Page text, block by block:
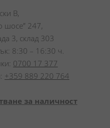
В,
шосе” 247,
3, склад 303
8:30 – 16:30 ч.
0700 17 377
+359 889 220 764
за наличност